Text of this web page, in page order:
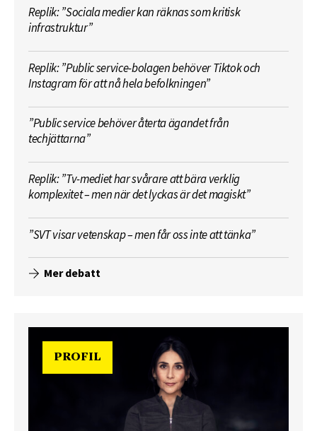
Replik: ”Sociala medier kan räknas som kritisk
infrastruktur”
Replik: ”Public service-bolagen behöver Tiktok och
Instagram för att nå hela befolkningen”
”Public service behöver återta ägandet från
techjättarna”
Replik: ”Tv-mediet har svårare att bära verklig
komplexitet – men när det lyckas är det magiskt”
”SVT visar vetenskap – men får oss inte att tänka”
Mer debatt
PROFIL